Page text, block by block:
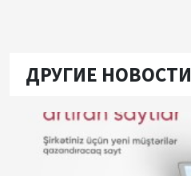
ДРУГИЕ НОВОСТИ